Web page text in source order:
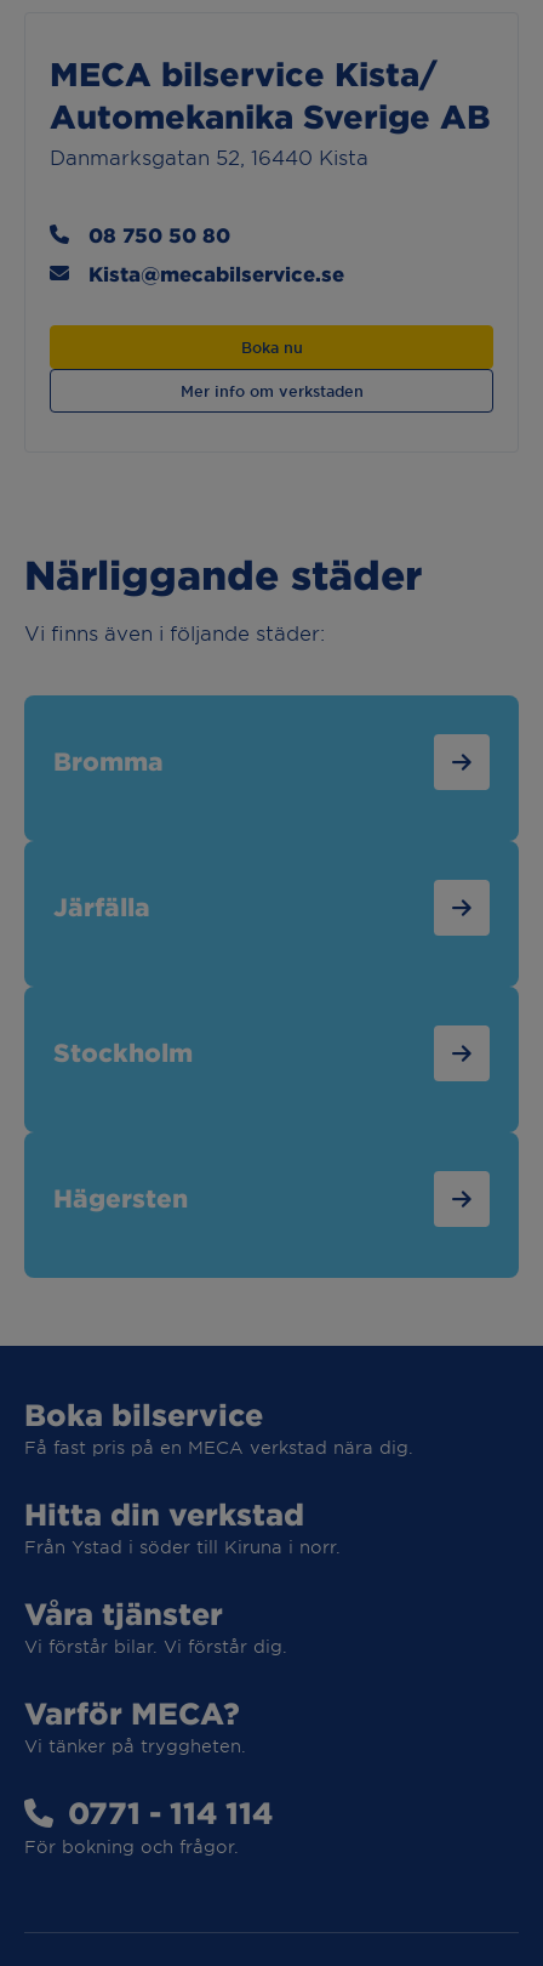
Vi tar hand om din elbil
MECA bilservice Kista/
Automekanika Sverige AB
Danmarksgatan 52, 16440 Kista
08 750 50 80
Kista@mecabilservice.se
Boka nu
Mer info om verkstaden
Närliggande städer
Vi finns även i följande städer:
Bromma
Järfälla
Stockholm
Hägersten
Boka bilservice
Få fast pris på en MECA verkstad nära dig.
Hitta din verkstad
Från Ystad i söder till Kiruna i norr.
Våra tjänster
Vi förstår bilar. Vi förstår dig.
Varför MECA?
Vi tänker på tryggheten.
0771 - 114 114
För bokning och frågor.